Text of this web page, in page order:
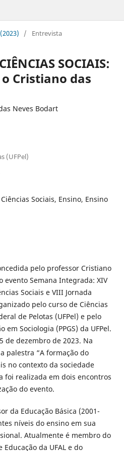
/ Entrevista
SOCIAIS:
Cristiano das
Neves Bodart
(UFPel)
Sociais, Ensino, Ensino
pelo professor Cristiano
evento Semana Integrada: XIV
Sociais e VIII Jornada
pelo curso de Ciências
de Pelotas (UFPel) e pelo
em Sociologia (PPGS) da UFPel.
de dezembro de 2023. Na
palestra “A formação do
no contexto da sociedade
foi realizada em dois encontros
do evento.
da Educação Básica (2001-
níveis do ensino em sua
Atualmente é membro do
da UFAL e do